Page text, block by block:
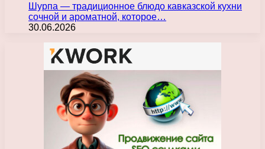
Шурпа — традиционное блюдо кавказской кухни
сочной и ароматной, которое…
30.06.2026